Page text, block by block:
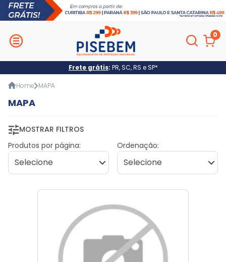
0
Frete grátis: PR, SC, RS e SP*
Home MAPA
MAPA
MOSTRAR FILTROS
Produtos por página:
Ordenação: